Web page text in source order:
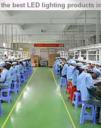
best LED lighting products